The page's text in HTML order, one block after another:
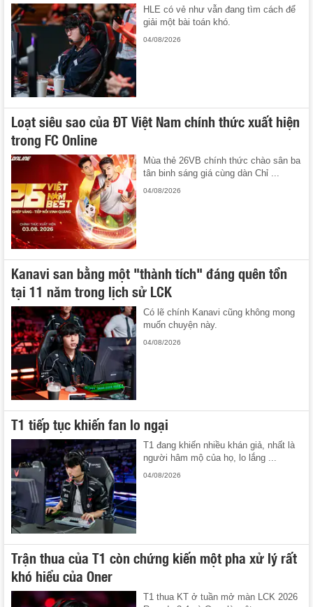
HLE có vẻ như vẫn đang tìm cách để
giải một bài toán khó.
04/08/2026
Loạt siêu sao của ĐT Việt Nam chính thức xuất hiện
trong FC Online
Mùa thẻ 26VB chính thức chào sân ba
tân binh sáng giá cùng dàn Chỉ ...
04/08/2026
Kanavi san bằng một "thành tích" đáng quên tồn
tại 11 năm trong lịch sử LCK
Có lẽ chính Kanavi cũng không mong
muốn chuyện này.
04/08/2026
T1 tiếp tục khiến fan lo ngại
T1 đang khiến nhiều khán giả, nhất là
người hâm mộ của họ, lo lắng ...
04/08/2026
Trận thua của T1 còn chứng kiến một pha xử lý rất
khó hiểu của Oner
T1 thua KT ở tuần mở màn LCK 2026